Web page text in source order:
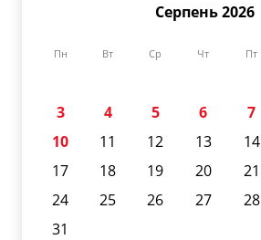
Серпень 2026
Пн Вт Ср Чт Пт
3
4 5 6 7
10
11 12 13 14
17
18 19 20 21
24
25 26 27 28
31